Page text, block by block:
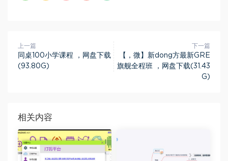
上一篇
同桌100小学课程 ，网盘下载
(93.80G)
下一篇
【，微】新dong方最新GRE
旗舰全程班 ，网盘下载(31.43
G)
相关内容